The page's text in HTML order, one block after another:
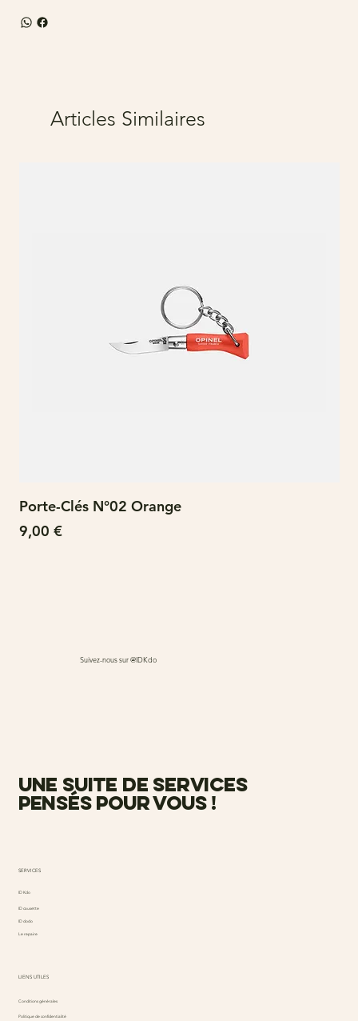
Articles Similaires
Porte-Clés N°02 Orange
Prix
9,00 €
Suivez-nous sur @IDKdo
une suite de services
pensés pour vous !
SERVICES
ID Kdo
ID causette
ID dodo
Le repaire
LIENS UTILES
Conditions générales
Politique de confidentialité